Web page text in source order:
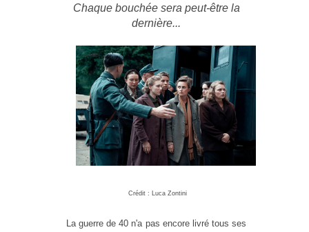
Chaque bouchée sera peut-être la
dernière...
Crédit : Luca Zontini
La guerre de 40 n'a pas encore livré tous ses